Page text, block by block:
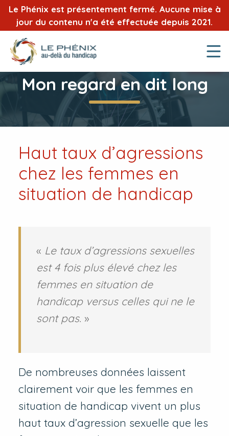
Le Phénix est présentement fermé. Aucune mise à
jour du contenu n'a été effectuée depuis 2021.
Mon regard en dit long
Haut taux d’agressions
chez les femmes en
situation de handicap
« Le taux d’agressions sexuelles
est 4 fois plus élevé chez les
femmes en situation de
handicap versus celles qui ne le
sont pas. »
De nombreuses données laissent
clairement voir que les femmes en
situation de handicap vivent un plus
haut taux d’agression sexuelle que les